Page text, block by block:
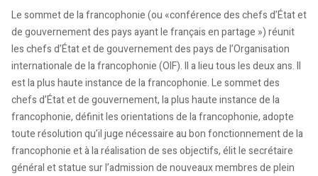
Le sommet de la francophonie (ou «conférence des chefs d’État et
de gouvernement des pays ayant le français en partage ») réunit
les chefs d’État et de gouvernement des pays de l’Organisation
internationale de la francophonie (OIF). Il a lieu tous les deux ans. Il
est la plus haute instance de la francophonie. Le sommet des
chefs d’État et de gouvernement, la plus haute instance de la
francophonie, définit les orientations de la francophonie, adopte
toute résolution qu’il juge nécessaire au bon fonctionnement de la
francophonie et à la réalisation de ses objectifs, élit le secrétaire
général et statue sur l’admission de nouveaux membres de plein